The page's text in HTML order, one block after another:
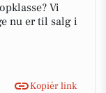
Vi
nu er til salg i
Kopiér link